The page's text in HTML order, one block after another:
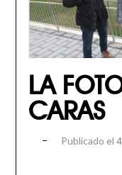
LA
CARAS
Publicado el